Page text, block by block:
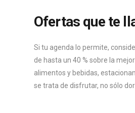
Ofertas que te
Si tu agenda lo permite,
de hasta un 40 % sobre la
alimentos y bebidas,
se trata de disfrutar, no sólo